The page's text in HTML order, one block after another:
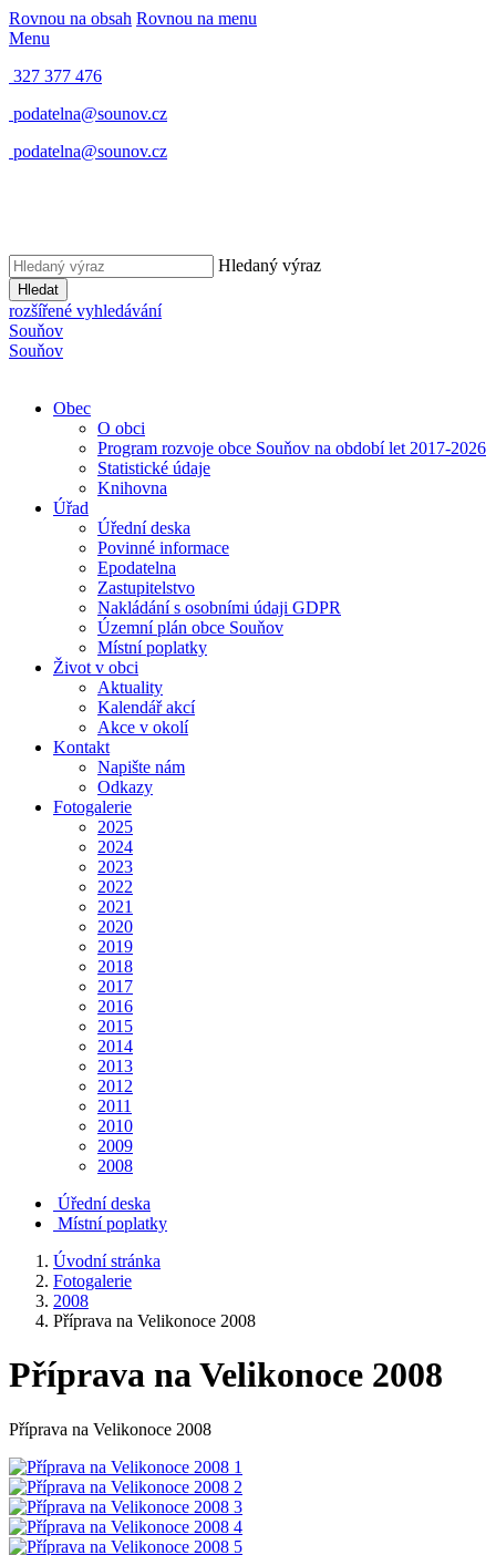
Rovnou na obsah Rovnou na menu
Menu
327 377 476
podatelna@sounov.cz
podatelna@sounov.cz
Hledaný výraz
Hledat
rozšířené vyhledávání
Souňov
Souňov
Obec
O obci
Program rozvoje obce Souňov na období let 2017-2026
Statistické údaje
Knihovna
Úřad
Úřední deska
Povinné informace
Epodatelna
Zastupitelstvo
Nakládání s osobními údaji GDPR
Územní plán obce Souňov
Místní poplatky
Život v obci
Aktuality
Kalendář akcí
Akce v okolí
Kontakt
Napište nám
Odkazy
Fotogalerie
2025
2024
2023
2022
2021
2020
2019
2018
2017
2016
2015
2014
2013
2012
2011
2010
2009
2008
Úřední deska
Místní poplatky
Úvodní stránka
Fotogalerie
2008
Příprava na Velikonoce 2008
Příprava na Velikonoce 2008
Příprava na Velikonoce 2008